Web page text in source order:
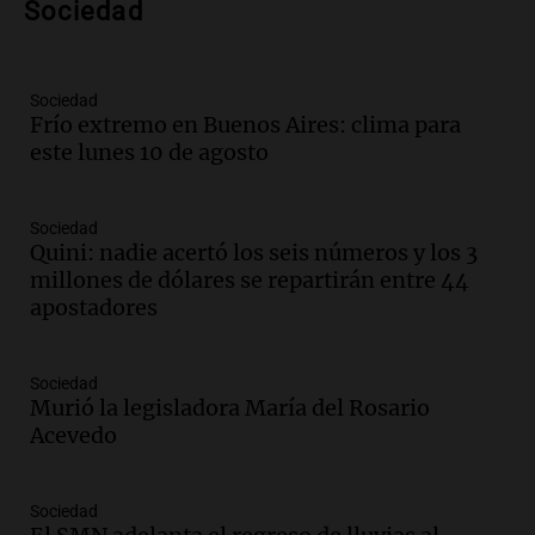
investigación internacional sobre asma
Episodios
Audio.Suspenden descuento en SUBE y
aumentan tarifas del SUBTE en Buenos
Episodios
Audio.Kicillof critica la desregulación
financiera y el aumento de la morosidad
Episodios
Audio.La UNT evalúa apelación ante la
Corte Suprema tras fallo que aparta a
Episodios
Sociedad
Sociedad
Frío extremo en Buenos Aires: clima para
este lunes 10 de agosto
Sociedad
Quini: nadie acertó los seis números y los 3
millones de dólares se repartirán entre 44
apostadores
Sociedad
Murió la legisladora María del Rosario
Acevedo
Sociedad